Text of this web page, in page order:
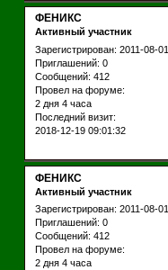
ФЕНИКС
Активный участник
Зарегистрирован: 2011-08-01
Приглашений: 0
Сообщений: 412
Провел на форуме:
2 дня 4 часа
Последний визит:
2018-12-19 09:01:32
ФЕНИКС
Активный участник
Зарегистрирован: 2011-08-01
Приглашений: 0
Сообщений: 412
Провел на форуме:
2 дня 4 часа